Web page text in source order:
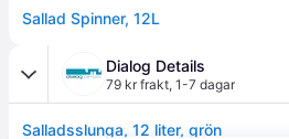
Sallad Spinner, 12L
Dialog Details
79 kr frakt, 1-7 dagar
Salladsslunga, 12 liter, grön